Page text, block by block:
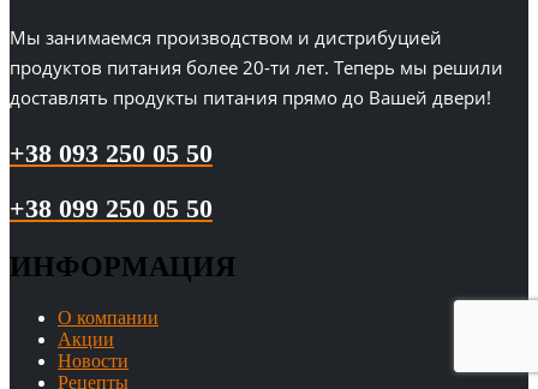
Мы занимаемся производством и дистрибуцией
продуктов питания более 20-ти лет. Теперь мы решили
доставлять продукты питания прямо до Вашей двери!
+38 093 250 05 50
+38 099 250 05 50
ИНФОРМАЦИЯ
О компании
Акции
Новости
Рецепты